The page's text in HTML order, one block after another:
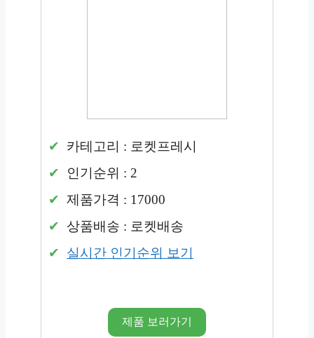
카테고리 : 로켓프레시
인기순위 : 2
제품가격 : 17000
상품배송 : 로켓배송
실시간 인기순위 보기
제품 보러가기